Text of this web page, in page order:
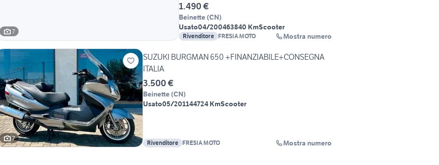
7
1.490 €
Beinette (CN)
Usato04/200463840 KmScooter
Rivenditore FRESIA MOTO Mostra numero
7
SUZUKI BURGMAN 650 +FINANZIABILE+CONSEGNA
ITALIA
3.500 €
Beinette (CN)
Usato05/201144724 KmScooter
Rivenditore FRESIA MOTO Mostra numero